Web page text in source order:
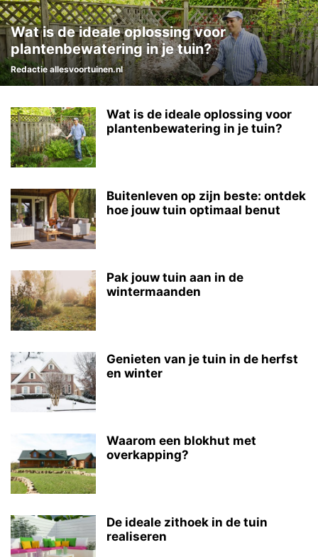
Wat is de ideale oplossing voor
plantenbewatering in je tuin?
Redactie allesvoortuinen.nl
Wat is de ideale oplossing voor
plantenbewatering in je tuin?
Buitenleven op zijn beste: ontdek
hoe jouw tuin optimaal benut
Pak jouw tuin aan in de
wintermaanden
Genieten van je tuin in de herfst
en winter
Waarom een blokhut met
overkapping?
De ideale zithoek in de tuin
realiseren